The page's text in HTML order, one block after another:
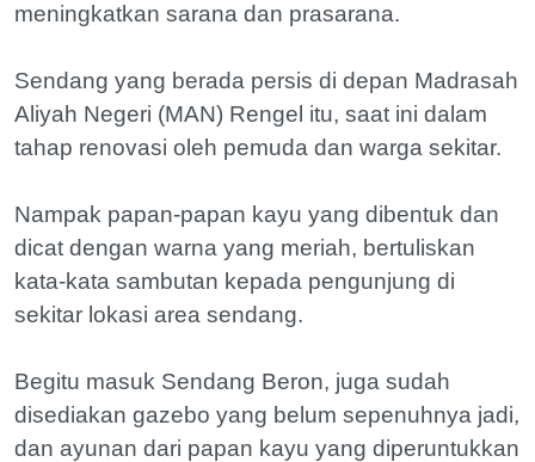
meningkatkan sarana dan prasarana.
Sendang yang berada persis di depan Madrasah
Aliyah Negeri (MAN) Rengel itu, saat ini dalam
tahap renovasi oleh pemuda dan warga sekitar.
Nampak papan-papan kayu yang dibentuk dan
dicat dengan warna yang meriah, bertuliskan
kata-kata sambutan kepada pengunjung di
sekitar lokasi area sendang.
Begitu masuk Sendang Beron, juga sudah
disediakan gazebo yang belum sepenuhnya jadi,
dan ayunan dari papan kayu yang diperuntukkan